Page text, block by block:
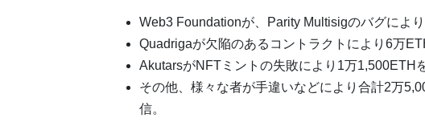
Web3 Foundationが、Parity Multisigのバグによ
Quadrigaが欠陥のあるコントラクトにより6万
AkutarsがNFTミントの失敗により1万1,500ETH
その他、様々な者が手違いなどにより合計2万
信。